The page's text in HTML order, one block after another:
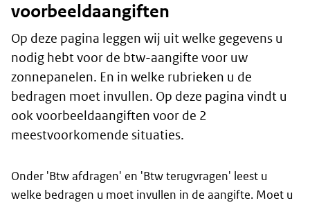
voorbeeldaangiften
Op deze pagina leggen wij uit welke gegevens u
nodig hebt voor de btw-aangifte voor uw
zonnepanelen. En in welke rubrieken u de
bedragen moet invullen. Op deze pagina vindt u
ook voorbeeldaangiften voor de 2
meestvoorkomende situaties.
Onder 'Btw afdragen' en 'Btw terugvragen' leest u
welke bedragen u moet invullen in de aangifte. Moet u